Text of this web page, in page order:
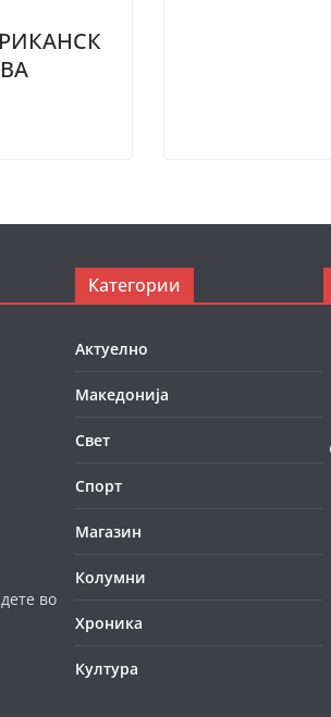
во
Категории
Актуелно
Македонија
Свет
Спорт
Магазин
Колумни
Хроника
Култура